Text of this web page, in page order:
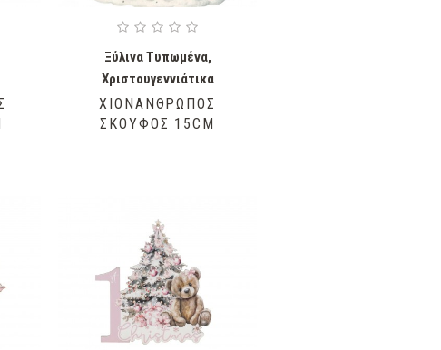
Ξύλινα Τυπωμένα,
Χριστουγεννιάτικα
ΧΙΟΝΆΝΘΡΩΠΟΣ
ΣΚΟΎΦΟΣ 15CM